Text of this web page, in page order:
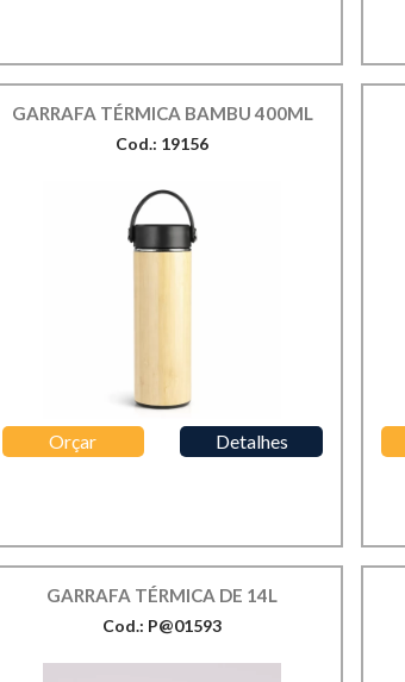
GARRAFA TÉRMICA BAMBU 400ML
Cod.: 19156
Orçar Detalhes
GARRAFA TÉRMICA DE 14L
Cod.: P@01593